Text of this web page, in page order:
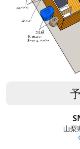
山梨